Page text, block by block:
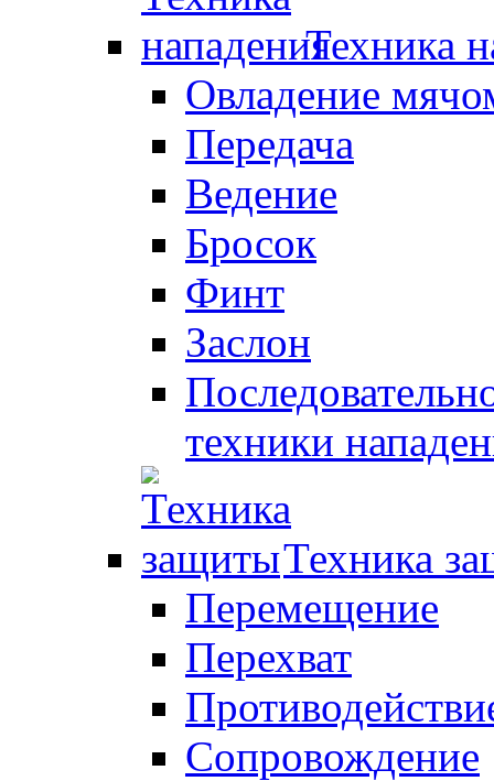
Техника
Овладение
Передача
Ведение
Бросок
Финт
Заслон
техники
Техника
Перемещение
Перехват
Сопровождение